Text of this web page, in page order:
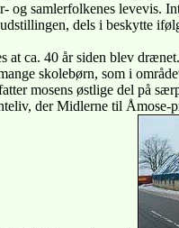
samlerfolkenes levevis.
dels i beskytte
ca. 40 år siden blev
skolebørn, som i
mosens østlige del på
der Midlerne til Åmose-